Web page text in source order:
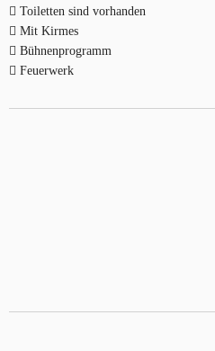
Toiletten sind vorhanden
Mit Kirmes
Bühnenprogramm
Feuerwerk